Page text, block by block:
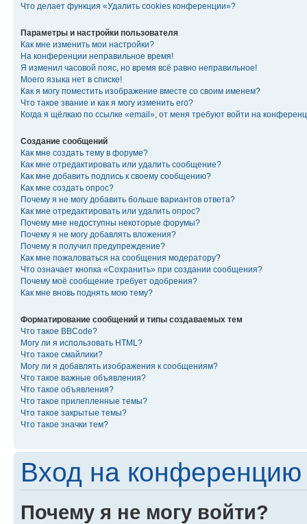
Что делает функция «Удалить cookies конференции»?
Параметры и настройки пользователя
Как мне изменить мои настройки?
На конференции неправильное время!
Я изменил часовой пояс, но время всё равно неправильное!
Моего языка нет в списке!
Как я могу поместить изображение вместе со своим именем?
Что такое звание и как я могу изменить его?
Когда я щёлкаю по ссылке «email», от меня требуют войти на
Создание сообщений
Как мне создать тему в форуме?
Как мне отредактировать или удалить сообщение?
Как мне добавить подпись к своему сообщению?
Как мне создать опрос?
Почему я не могу добавить больше вариантов ответа?
Как мне отредактировать или удалить опрос?
Почему мне недоступны некоторые форумы?
Почему я не могу добавлять вложения?
Почему я получил предупреждение?
Как мне пожаловаться на сообщения модератору?
Что означает кнопка «Сохранить» при создании сообщения?
Почему моё сообщение требует одобрения?
Как мне вновь поднять мою тему?
Форматирование сообщений и типы создаваемых тем
Что такое BBCode?
Могу ли я использовать HTML?
Что такое смайлики?
Могу ли я добавлять изображения к сообщениям?
Что такое важные объявления?
Что такое объявления?
Что такое прилепленные темы?
Что такое закрытые темы?
Что такое значки тем?
Вход на конференцию
Почему я не могу войти?